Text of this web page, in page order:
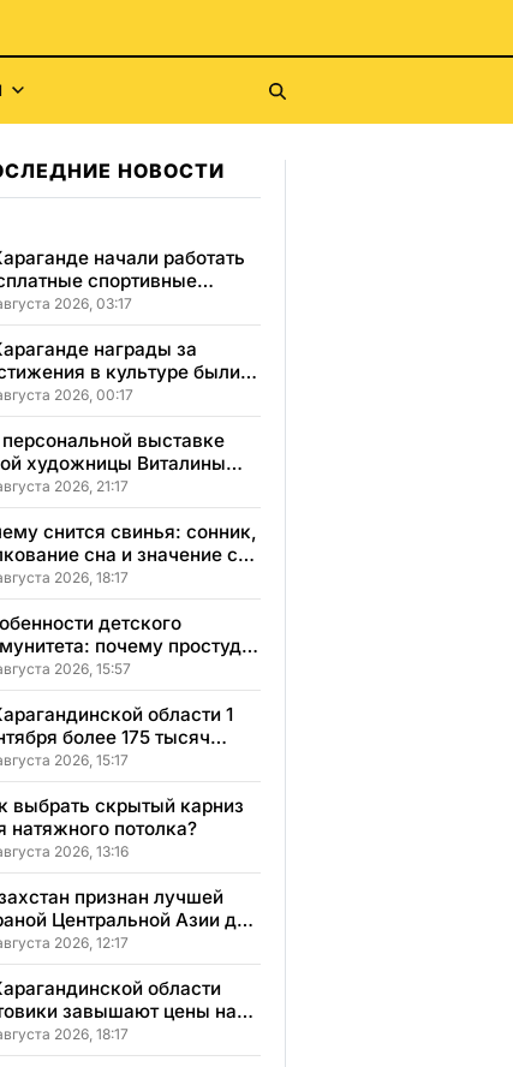
НОВОСТИ
начали работать
спортивные
для детей с
2026, 03:17
награды за
в культуре были
5 лауреатам
2026, 00:17
выставке
художницы Виталины
156 работ
2026, 21:17
снится свинья: сонник,
сна и значение сна
вашей жизни
2026, 18:17
детского
почему простуды
протекают иначе и как
им помогать
2026, 15:57
области 1
более 175 тысяч
начнут учебный
2026, 15:17
выбрать скрытый карниз
натяжного потолка?
2026, 13:16
признан лучшей
Центральной Азии для
2026, 12:17
области
завышают цены на
до 50%
2026, 18:17